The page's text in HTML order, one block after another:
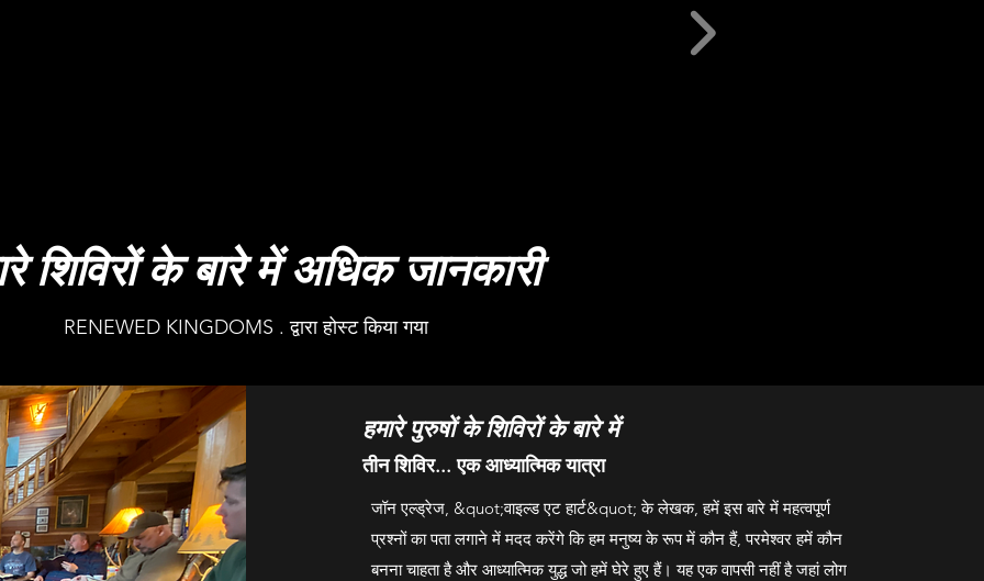
शिविरों के बारे में अधिक जानकारी
RENEWED KINGDOMS . द्वारा होस्ट किया गया
हमारे पुरुषों के शिविरों के बारे में
तीन शिविर... एक आध्यात्मिक यात्रा
जॉन एल्ड्रेज, &quot;वाइल्ड एट हार्ट&quot; के लेखक, हमें इस बारे में महत्वपूर्ण
प्रश्नों का पता लगाने में मदद करेंगे कि हम मनुष्य के रूप में कौन हैं, परमेश्वर हमें कौन
बनना चाहता है और आध्यात्मिक युद्ध जो हमें घेरे हुए हैं। यह एक वापसी नहीं है जहां लोग